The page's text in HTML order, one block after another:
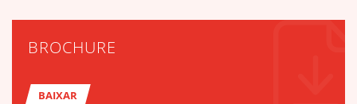
BROCHURE
BAIXAR